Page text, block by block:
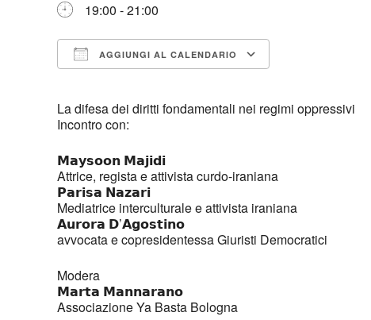
19:00 - 21:00
AGGIUNGI AL CALENDARIO
La difesa dei diritti fondamentali nei regimi oppressivi
Incontro con:
𝗠𝗮𝘆𝘀𝗼𝗼𝗻 𝗠𝗮𝗷𝗶𝗱𝗶
Attrice, regista e attivista curdo-iraniana
𝗣𝗮𝗿𝗶𝘀𝗮 𝗡𝗮𝘇𝗮𝗿𝗶
Mediatrice interculturale e attivista iraniana
𝗔𝘂𝗿𝗼𝗿𝗮 𝗗’𝗔𝗴𝗼𝘀𝘁𝗶𝗻𝗼
avvocata e copresidentessa Giuristi Democratici
Modera
𝗠𝗮𝗿𝘁𝗮 𝗠𝗮𝗻𝗻𝗮𝗿𝗮𝗻𝗼
Associazione Ya Basta Bologna